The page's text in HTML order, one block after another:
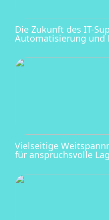
Die Zukunft des IT-
Automatisierung und
Vielseitige
für anspruchsvolle